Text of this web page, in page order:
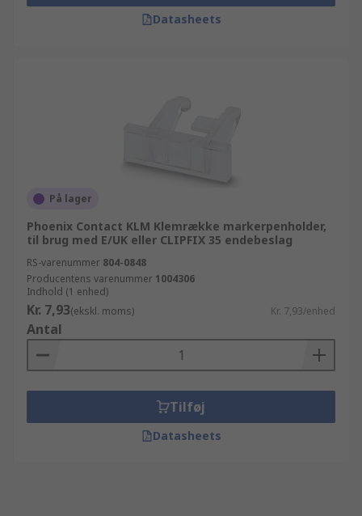
Datasheets
På lager
Phoenix Contact KLM Klemrække markerpenholder,
til brug med E/UK eller CLIPFIX 35 endebeslag
RS-varenummer 804-0848
Producentens varenummer 1004306
Indhold (1 enhed)
Kr. 7,93(ekskl. moms) Kr. 7,93/enhed
Antal
Tilføj
Datasheets